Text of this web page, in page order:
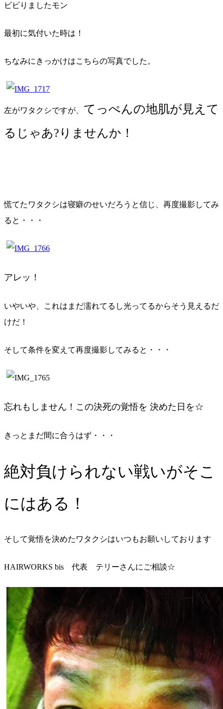
ビビりましたモン
最初に気付いた時は！
ちなみにきっかけはこちらの写真でした。
左がワタクシですが、 てっぺんの地肌が見えて
るじゃあ?りませんか！
慌てたワタクシは寝癖のせいだろうと信じ、再度撮影してみ
ると・・・
アレッ！
いやいや、これはまだ濡れてるし光ってるからそう見えるだ
けだ！
そして条件を変えて再度撮影してみると・・・
忘れもしません！この決死の覚悟を 決めた日を☆
きっとまだ間に合うはず・・・
絶対負けられない戦いがそこ
にはある！
そして覚悟を決めたワタクシはいつもお願いしております
HAIRWORKS bis 代表 テリーさんにご相談☆